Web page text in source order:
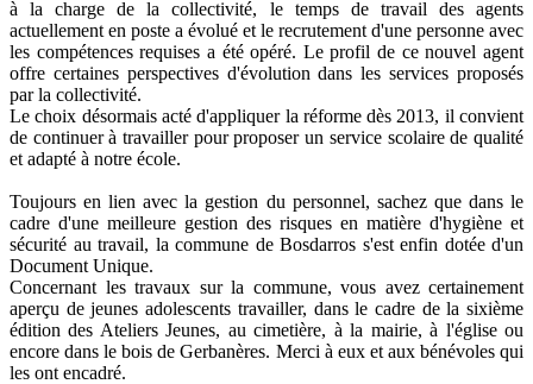
à la charge de la collectivité, le temps de travail des agents
actuellement en poste a évolué et le recrutement d'une personne avec
les compétences requises a été opéré. Le profil de ce nouvel agent
offre certaines perspectives d'évolution dans les services proposés
par la collectivité.
Le choix désormais acté d'appliquer la réforme dès 2013, il convient
de continuer à travailler pour proposer un service scolaire de qualité
et adapté à notre école.
Toujours en lien avec la gestion du personnel, sachez que dans le
cadre d'une meilleure gestion des risques en matière d'hygiène et
sécurité au travail, la commune de Bosdarros s'est enfin dotée d'un
Document Unique.
Concernant les travaux sur la commune, vous avez certainement
aperçu de jeunes adolescents travailler, dans le cadre de la sixième
édition des Ateliers Jeunes, au cimetière, à la mairie, à l'église ou
encore dans le bois de Gerbanères. Merci à eux et aux bénévoles qui
les ont encadré.